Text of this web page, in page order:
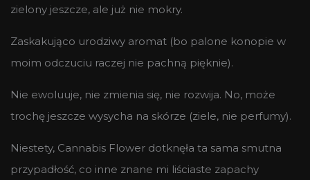
zielony jeszcze, ale już nie mokry.
Zaskakująco urodziwy aromat (bo palone konopie w
moim odczuciu raczej nie pachną pięknie).
Nie ewoluuje, nie zmienia się, nie rozwija. No, może
trochę jeszcze wysycha na skórze (ziele, nie perfumy).
Niestety, Cannabis Flower dotknęła ta sama smutna
przypadłość, co inne znane mi liściaste zapachy